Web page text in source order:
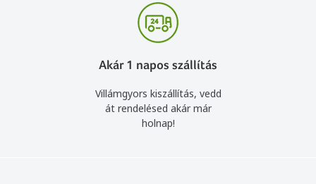
Akár 1 napos szállítás
Villámgyors kiszállítás, vedd
át rendelésed akár már
holnap!